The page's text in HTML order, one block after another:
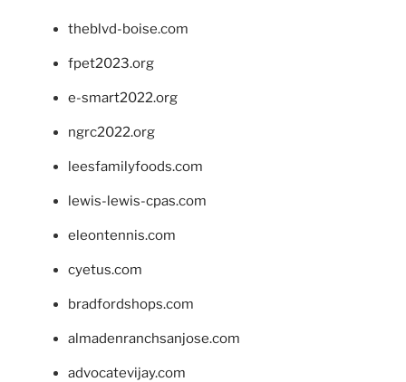
theblvd-boise.com
fpet2023.org
e-smart2022.org
ngrc2022.org
leesfamilyfoods.com
lewis-lewis-cpas.com
eleontennis.com
cyetus.com
bradfordshops.com
almadenranchsanjose.com
advocatevijay.com